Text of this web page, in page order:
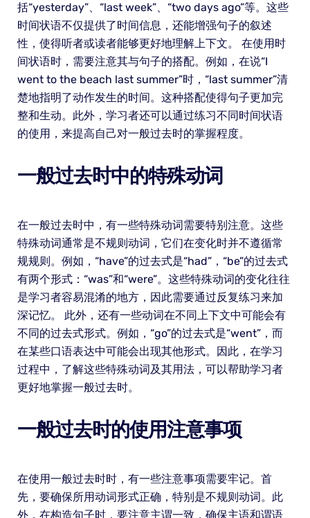
括“yesterday”、“last week”、“two days ago”等。这些
时间状语不仅提供了时间信息，还能增强句子的叙述
性，使得听者或读者能够更好地理解上下文。 在使用时
间状语时，需要注意其与句子的搭配。例如，在说“I
went to the beach last summer”时，“last summer”清
楚地指明了动作发生的时间。这种搭配使得句子更加完
整和生动。此外，学习者还可以通过练习不同时间状语
的使用，来提高自己对一般过去时的掌握程度。
一般过去时中的特殊动词
在一般过去时中，有一些特殊动词需要特别注意。这些
特殊动词通常是不规则动词，它们在变化时并不遵循常
规规则。例如，“have”的过去式是“had”，“be”的过去式
有两个形式：“was”和“were”。这些特殊动词的变化往往
是学习者容易混淆的地方，因此需要通过反复练习来加
深记忆。 此外，还有一些动词在不同上下文中可能会有
不同的过去式形式。例如，“go”的过去式是“went”，而
在某些口语表达中可能会出现其他形式。因此，在学习
过程中，了解这些特殊动词及其用法，可以帮助学习者
更好地掌握一般过去时。
一般过去时的使用注意事项
在使用一般过去时时，有一些注意事项需要牢记。首
先，要确保所用动词形式正确，特别是不规则动词。此
外，在构造句子时，要注意主谓一致，确保主语和谓语